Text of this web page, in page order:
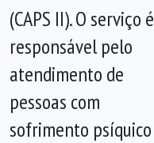
(CAPS II). O serviço é
responsável pelo
atendimento de
pessoas com
sofrimento psíquico